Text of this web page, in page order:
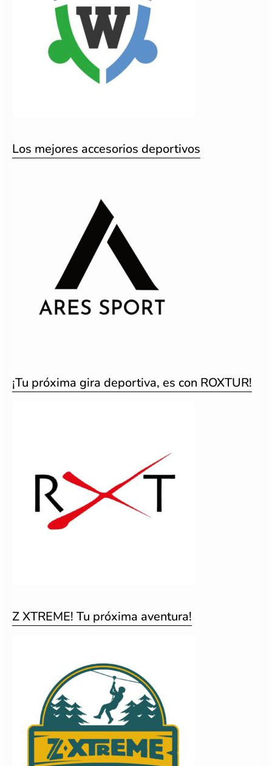
Los mejores accesorios deportivos
¡Tu próxima gira deportiva, es con ROXTUR!
Z XTREME! Tu próxima aventura!